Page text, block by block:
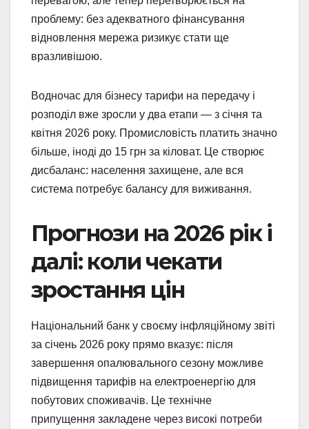
проблему: без адекватного фінансування
відновлення мережа ризикує стати ще
вразливішою.
Водночас для бізнесу тарифи на передачу і
розподіл вже зросли у два етапи — з січня та
квітня 2026 року. Промисловість платить значно
більше, іноді до 15 грн за кіловат. Це створює
дисбаланс: населення захищене, але вся
система потребує балансу для виживання.
Прогнози на 2026 рік і
далі: коли чекати
зростання цін
Національний банк у своєму інфляційному звіті
за січень 2026 року прямо вказує: після
завершення опалювального сезону можливе
підвищення тарифів на електроенергію для
побутових споживачів. Це технічне
припущення закладене через високі потреби